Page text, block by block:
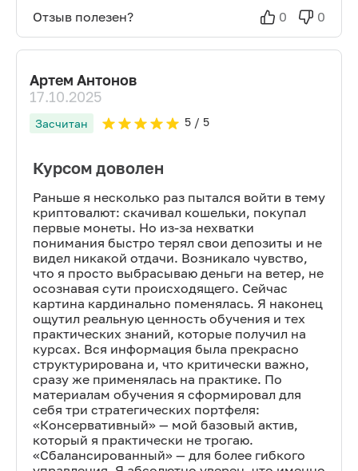
Отзыв полезен? 0 0
Артем Антонов
17.10.2025
Засчитан 5/ 5
Курсом доволен
Раньше я несколько раз пытался войти в тему
криптовалют: скачивал кошельки, покупал
первые монеты. Но из-за нехватки
понимания быстро терял свои депозиты и не
видел никакой отдачи. Возникало чувство,
что я просто выбрасываю деньги на ветер, не
осознавая сути происходящего. Сейчас
картина кардинально поменялась. Я наконец
ощутил реальную ценность обучения и тех
практических знаний, которые получил на
курсах. Вся информация была прекрасно
структурирована и, что критически важно,
сразу же применялась на практике. По
материалам обучения я сформировал для
себя три стратегических портфеля:
«Консервативный» — мой базовый актив,
который я практически не трогаю.
«Сбалансированный» — для более гибкого